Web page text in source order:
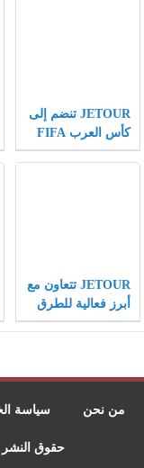
JETOUR تنضم إلى
كأس العرب FIFA
كشريك مركبات
JETOUR تتعاون مع
أبرز فعالية للطرق
الوعرة في الشرق
العميقة لاستراتيجية
الرئيسي
من نحن سياسة
حقوق النشر والتأليف